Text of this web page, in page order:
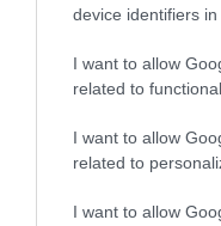
device identifiers in
I want to allow
related to
I want to allow
related to
I want to allow